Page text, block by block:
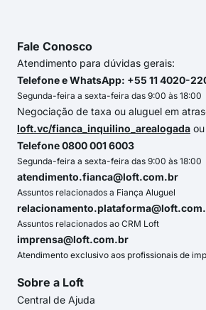
Fale Conosco
Atendimento para dúvidas gerais:
Telefone e WhatsApp: +55 11 4020-
Segunda-feira a sexta-feira das 9:00 às 18:00
Negociação de taxa ou aluguel em
loft.vc/fianca_inquilino_arealogada
Telefone 0800 001 6003
Segunda-feira a sexta-feira das 9:00 às 18:00
atendimento.fianca@loft.com.br
Assuntos relacionados a Fiança Aluguel
Assuntos relacionados ao CRM Loft
imprensa@loft.com.br
Atendimento exclusivo aos profissionais de
Sobre a Loft
Central de Ajuda